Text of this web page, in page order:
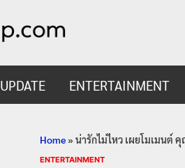
UPDATE ENTERTAINMENT
Home»น่ารักไม่ไหว เผยโมเมนต์
ENTERTAINMENT